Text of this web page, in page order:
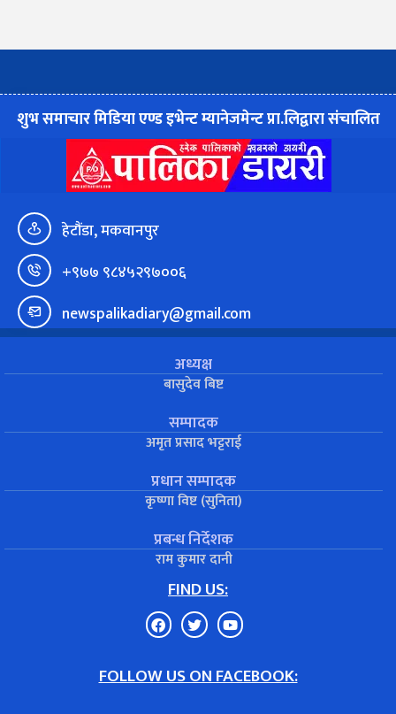
शुभ समाचार मिडिया एण्ड इभेन्ट म्यानेजमेन्ट प्रा.लिद्वारा संचालित
हेटौंडा, मकवानपुर
+९७७ ९८४५२९७००६
newspalikadiary@gmail.com
अध्यक्ष
बासुदेव बिष्ट
सम्पादक
अमृत प्रसाद भट्टराई
प्रधान सम्पादक
कृष्णा विष्ट (सुनिता)
प्रबन्ध निर्देशक
राम कुमार दानी
FIND US:
FOLLOW US ON FACEBOOK: